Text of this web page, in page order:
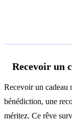
Recevoir un
Recevoir un cadeau
bénédiction, une
méritez. Ce rêve